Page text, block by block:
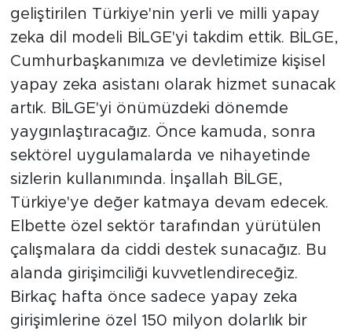
geliştirilen Türkiye'nin yerli ve milli yapay
zeka dil modeli BİLGE'yi takdim ettik. BİLGE,
Cumhurbaşkanımıza ve devletimize kişisel
yapay zeka asistanı olarak hizmet sunacak
artık. BİLGE'yi önümüzdeki dönemde
yaygınlaştıracağız. Önce kamuda, sonra
sektörel uygulamalarda ve nihayetinde
sizlerin kullanımında. İnşallah BİLGE,
Türkiye'ye değer katmaya devam edecek.
Elbette özel sektör tarafından yürütülen
çalışmalara da ciddi destek sunacağız. Bu
alanda girişimciliği kuvvetlendireceğiz.
Birkaç hafta önce sadece yapay zeka
girişimlerine özel 150 milyon dolarlık bir